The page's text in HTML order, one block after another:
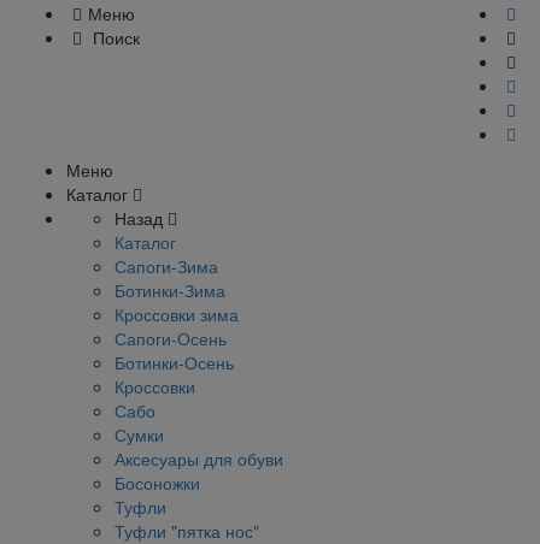
Меню
Поиск
Меню
Каталог
Назад
Каталог
Сапоги-Зима
Ботинки-Зима
Кроссовки зима
Сапоги-Осень
Ботинки-Осень
Кроссовки
Сабо
Сумки
Аксесуары для обуви
Босоножки
Туфли
Туфли "пятка нос"